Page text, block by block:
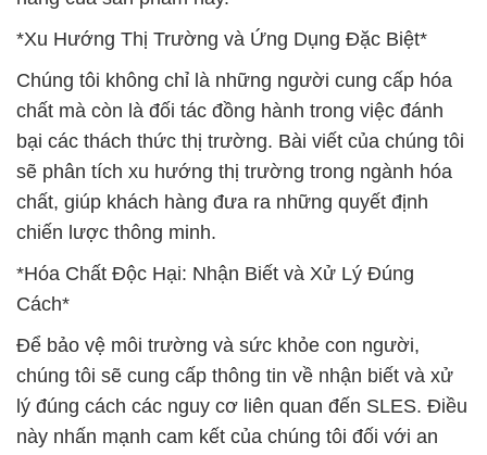
*Xu Hướng Thị Trường và Ứng Dụng Đặc Biệt*
Chúng tôi không chỉ là những người cung cấp hóa
chất mà còn là đối tác đồng hành trong việc đánh
bại các thách thức thị trường. Bài viết của chúng tôi
sẽ phân tích xu hướng thị trường trong ngành hóa
chất, giúp khách hàng đưa ra những quyết định
chiến lược thông minh.
*Hóa Chất Độc Hại: Nhận Biết và Xử Lý Đúng
Cách*
Để bảo vệ môi trường và sức khỏe con người,
chúng tôi sẽ cung cấp thông tin về nhận biết và xử
lý đúng cách các nguy cơ liên quan đến SLES. Điều
này nhấn mạnh cam kết của chúng tôi đối với an